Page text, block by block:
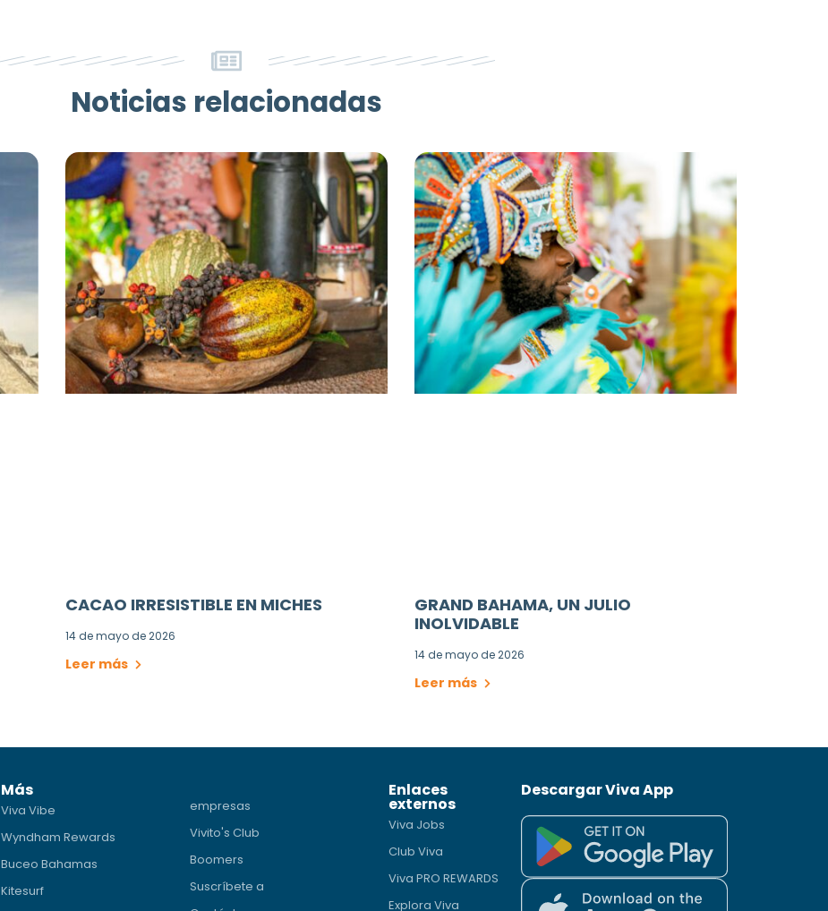
Noticias relacionadas
CACAO IRRESISTIBLE EN MICHES
14 de mayo de 2026
Leer más
GRAND BAHAMA, UN JULIO
INOLVIDABLE
14 de mayo de 2026
Leer más
Más
Viva Vibe
Wyndham Rewards
Buceo Bahamas
Kitesurf
empresas
Vivito's Club
Boomers
Suscríbete a
Enlaces
externos
Viva Jobs
Club Viva
Viva PRO REWARDS
Explora Viva
Descargar Viva App